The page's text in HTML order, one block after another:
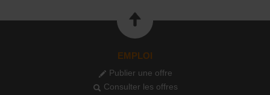
EMPLOI
Publier une offre
Consulter les offres